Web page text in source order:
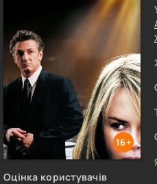
16+
Оцінка користувачів